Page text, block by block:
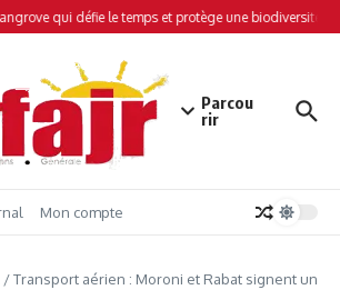
qui défie le temps et protège une biodiversité
Parcou
rir
Mon compte
/Transport aérien : Moroni et Rabat signent un